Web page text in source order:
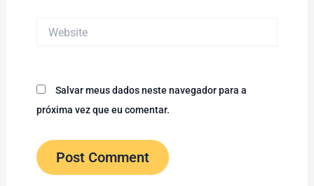
Salvar meus dados neste navegador para a
próxima vez que eu comentar.